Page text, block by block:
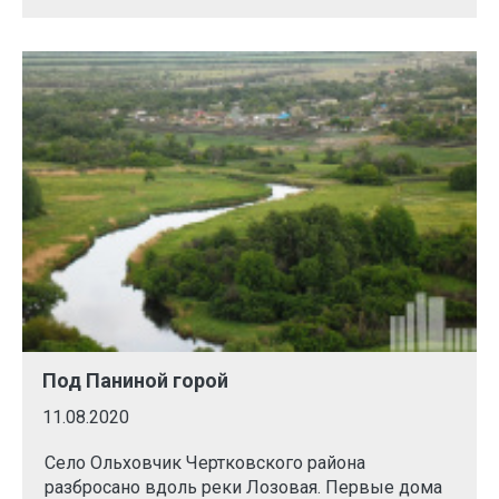
Под Паниной горой
11.08.2020
Село Ольховчик Чертковского района
разбросано вдоль реки Лозовая. Первые дома